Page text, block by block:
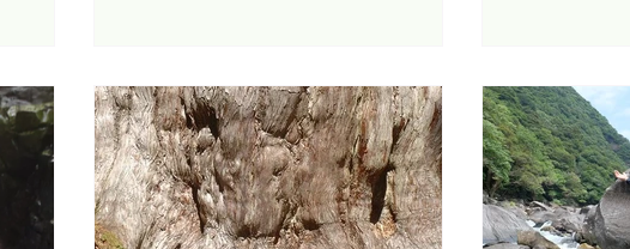
本的には通常の登山装備と変わらないの
ですが、 日本で一番雨が多く降る屋久
島では雨対策がポイント です。 まず最
初にご紹介するのは「登山三種の神器」
とも呼ばれる「ザック」「レインウエ
ア」「登山靴」。 快適・安全な登山を
す。...